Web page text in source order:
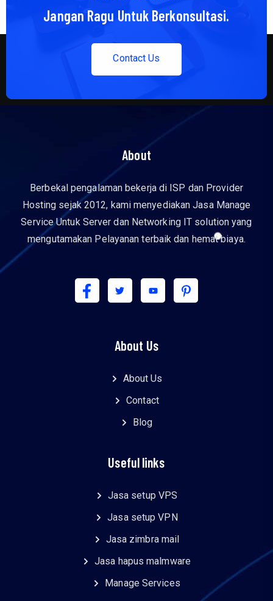
Jangan Ragu Untuk Berkonsultasi.
Contact Us
About
Berbekal pengalaman bekerja di ISP dan Provider
Hosting sejak 2012, kami menyediakan Jasa Manage
Service Untuk Server dan Networking IT solution yang
mengutamakan Pelayanan terbaik dan hemat biaya.
About Us
About Us
Contact
Blog
Useful links
Jasa setup VPS
Jasa setup VPN
Jasa zimbra mail
Jasa hapus malmware
Manage Services